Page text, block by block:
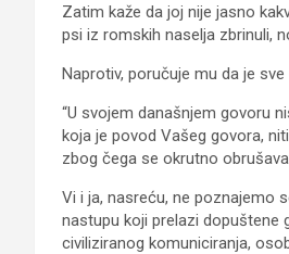
Zatim kaže da joj nije jasno
psi iz romskih naselja zbrinuli,
Naprotiv, poručuje mu da je
“U svojem današnjem govoru
koja je povod Vašeg govora,
zbog čega se okrutno
Vi i ja, nasreću, ne poznajemo
nastupu koji prelazi dopuštene
civiliziranog komuniciranja,